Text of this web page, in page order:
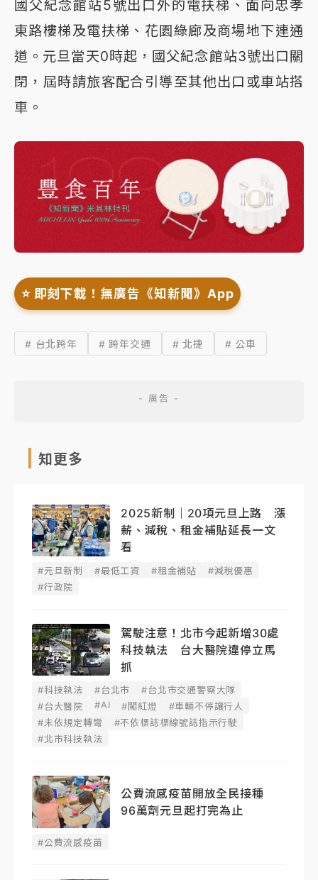
國父紀念館站5號出口外的電扶梯、面向忠孝
東路樓梯及電扶梯、花園綠廊及商場地下連通
道。元旦當天0時起，國父紀念館站3號出口關
閉，屆時請旅客配合引導至其他出口或車站搭
車。
⭐️ 即刻下載！無廣告《知新聞》App
# 台北跨年 # 跨年交通 # 北捷 # 公車
知更多
2025新制｜20項元旦上路 漲
薪、減稅、租金補貼延長一文
看
#元旦新制 #最低工資 #租金補貼
#減稅優惠
#行政院
駕駛注意！北市今起新增30處
科技執法 台大醫院違停立馬
抓
#科技執法 #台北市
#台北市交通警察大隊
#台大醫院
#AI #闖紅燈
#車輛不停讓行人
#未依規定轉彎
#不依標誌標線號誌指示行駛
#北市科技執法
公費流感疫苗開放全民接種
96萬劑元旦起打完為止
#公費流感疫苗